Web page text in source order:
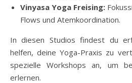
Vinyasa Yoga Freising:
Flows und Atemkoordination.
In diesen Studios findest du
helfen, deine Yoga-Praxis zu
spezielle Workshops an, um
erlernen.